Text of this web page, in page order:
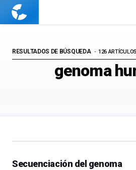
Cuaderno
genoma
RESULTADOS DE BÚSQUEDA 126 ARTÍCULOS
Secuenciación del genoma